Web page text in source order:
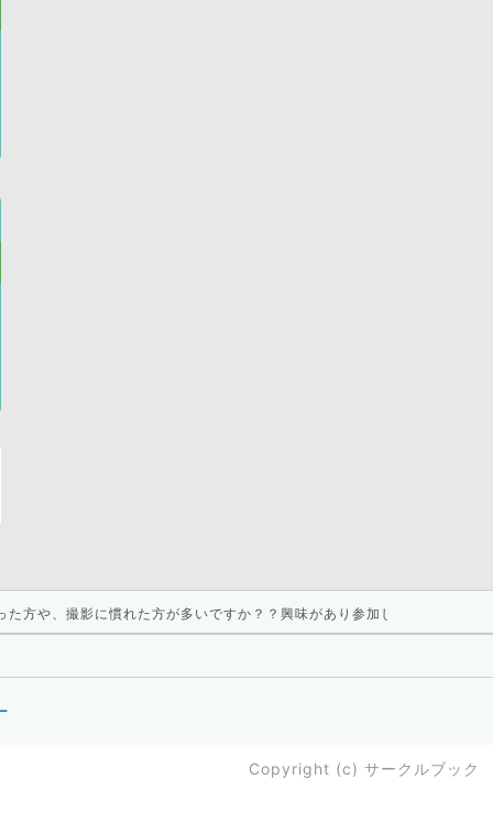
た方や、撮影に慣れた方が多いですか？？興味があり参加したいのです
Copyright (c) サークルブック